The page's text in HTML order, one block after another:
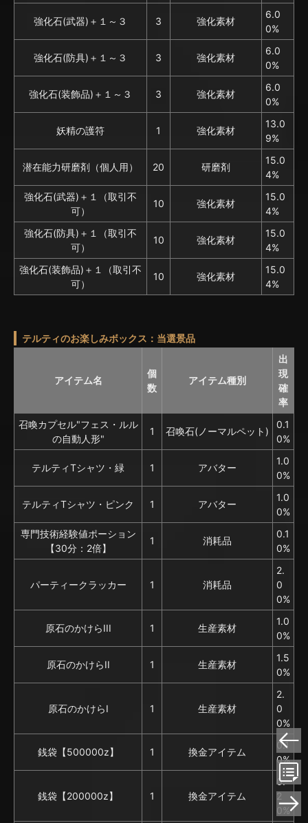
強化石(武器)＋１～３ 3 強化素材
6.0
0%
強化石(防具)＋１～３ 3 強化素材
6.0
0%
強化石(装飾品)＋１～３ 3 強化素材
6.0
0%
妖精の護符 1 強化素材
13.0
9%
潜在能力研磨剤（個人用） 20 研磨剤
15.0
4%
強化石(武器)＋１（取引不
可）
10 強化素材
15.0
4%
強化石(防具)＋１（取引不
可）
10 強化素材
15.0
4%
強化石(装飾品)＋１（取引不
可）
10 強化素材
15.0
4%
テルティのお楽しみボックス：当選景品
アイテム名
個
数
アイテム種別
出
現
確
率
召喚カプセル"フェス・ルル
の自動人形"
1 召喚石(ノーマルペット)
0.1
0%
テルティTシャツ・緑 1 アバター
1.0
0%
テルティTシャツ・ピンク 1 アバター
1.0
0%
専門技術経験値ポーション
【30分：2倍】
1 消耗品
0.1
0%
パーティークラッカー 1 消耗品
2.
0
0%
原石のかけらIII 1 生産素材
1.0
0%
原石のかけらII 1 生産素材
1.5
0%
原石のかけらI 1 生産素材
2.
0
0%
銭袋【500000z】 1 換金アイテム
0.1
0%
銭袋【200000z】 1 換金アイテム
0.
2
0%